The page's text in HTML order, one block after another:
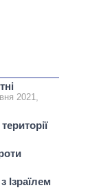
2021,